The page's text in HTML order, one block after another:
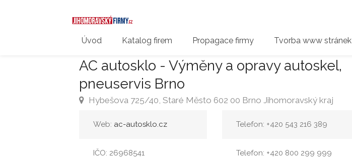
Úvod Katalog firem Propagace firmy Tvorba www stránek
AC autosklo - Výměny a opravy autoskel,
pneuservis Brno
Hybešova 725/40, Staré Město 602 00 Brno Jihomoravský kraj
Web: ac-autosklo.cz
IČO: 26968541
Telefon: +420 543 216 389
Telefon: +420 800 299 999